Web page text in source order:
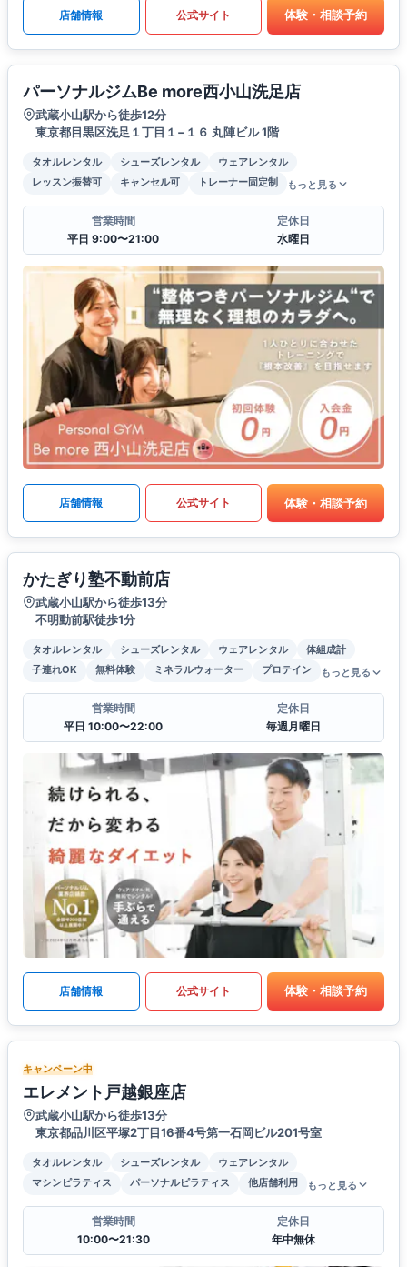
店舗情報 公式サイト 体験・相談予約
パーソナルジムBe more西小山洗足店
武蔵小山駅から徒歩12分
東京都目黒区洗足１丁目１−１６ 丸陣ビル 1階
タオルレンタル シューズレンタル
ウェアレンタル
レッスン振替可
キャンセル可 トレーナー固定制 もっと見る
営業時間
平日 9:00〜21:00
定休日
水曜日
店舗情報 公式サイト 体験・相談予約
かたぎり塾不動前店
武蔵小山駅から徒歩13分
不明動前駅徒歩1分
タオルレンタル シューズレンタル ウェアレンタル
体組成計
子連れOK
無料体験 ミネラルウォーター プロテイン もっと見る
営業時間
平日 10:00〜22:00
定休日
毎週月曜日
店舗情報 公式サイト 体験・相談予約
キャンペーン中
エレメント戸越銀座店
武蔵小山駅から徒歩13分
東京都品川区平塚2丁目16番4号第一石岡ビル201号室
タオルレンタル シューズレンタル
ウェアレンタル
マシンピラティス
パーソナルピラティス 他店舗利用 もっと見る
営業時間
10:00〜21:30
定休日
年中無休